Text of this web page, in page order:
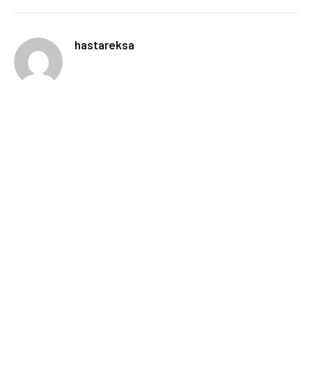
hastareksa